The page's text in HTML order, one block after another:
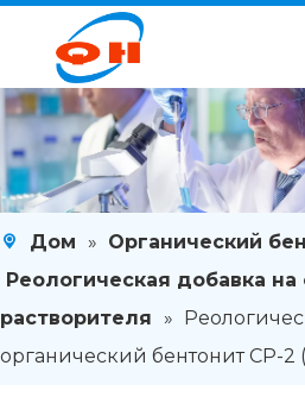
Дом » Органический
Реологическая добавка на
растворителя
»
органический бентонит СР-2